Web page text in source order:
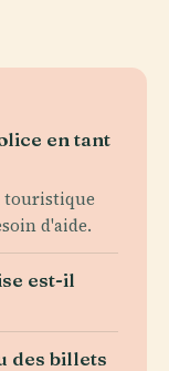
en tant
touristique
d'aide.
est-il
des billets